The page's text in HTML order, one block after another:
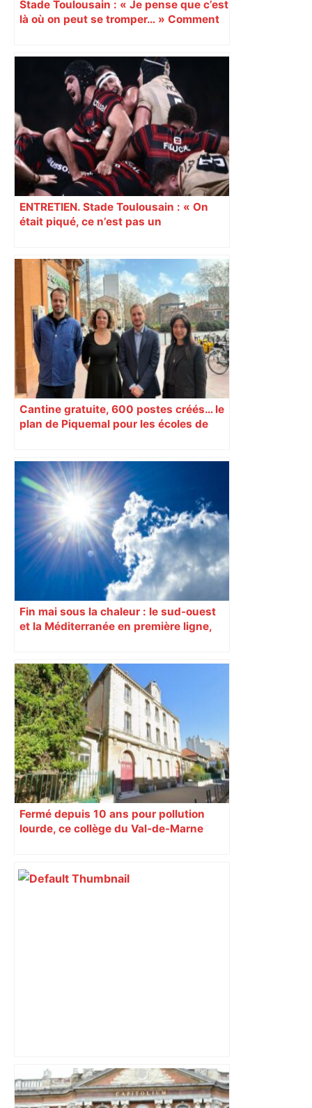
Stade Toulousain : « Je pense que c’est
là où on peut se tromper… » Comment
l’approche de la fin du Top 14 ?
ENTRETIEN. Stade Toulousain : « On
était piqué, ce n’est pas un
Cantine gratuite, 600 postes créés… le
plan de Piquemal pour les écoles de
Fin mai sous la chaleur : le sud-ouest
et la Méditerranée en première ligne,
Fermé depuis 10 ans pour pollution
lourde, ce collège du Val-de-Marne
Un Airbus pas comme les autres :
l’étonnante histoire de l' Airbus A220 –